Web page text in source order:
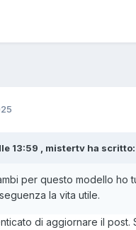
13:59 , mistertv ha scritto:
per questo modello ho
la vita utile.
di aggiornare il